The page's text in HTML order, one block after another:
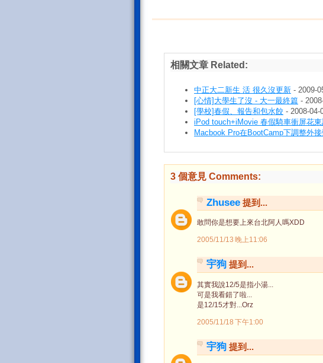
相關文章 Related:
中正大二新生 活 很久沒更新 - 2009-
[心情]大學生了沒 - 大一最終篇 -
[學校]春假、報告和包水餃 - 2008-04-
iPod touch+iMovie 春假騎車衝屏花
Macbook Pro在BootCamp下調整外
3 個意見 Comments:
Zhusee 提到...
敢問你是想要上來台北阿人嗎XDD
2005/11/13 晚上11:06
宇狗 提到...
其實我說12/5是指小湯...
可是我看錯了啦...
是12/15才對...Orz
2005/11/18 下午1:00
宇狗 提到...